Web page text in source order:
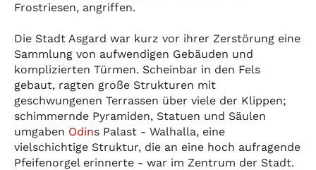
Frostriesen, angriffen.
Die Stadt Asgard war kurz vor ihrer Zerstörung eine
Sammlung von aufwendigen Gebäuden und
komplizierten Türmen. Scheinbar in den Fels
gebaut, ragten große Strukturen mit
geschwungenen Terrassen über viele der Klippen;
schimmernde Pyramiden, Statuen und Säulen
umgaben Odins Palast - Walhalla, eine
vielschichtige Struktur, die an eine hoch aufragende
Pfeifenorgel erinnerte - war im Zentrum der Stadt.